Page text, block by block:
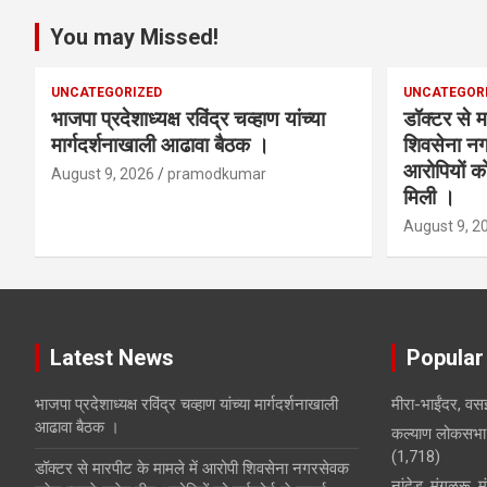
You may Missed!
UNCATEGORIZED
भाजपा प्रदेशाध्यक्ष रविंद्र चव्हाण यांच्या
मार्गदर्शनाखाली आढावा बैठक ।
August 9, 2026 pramodkumar
डॉक्टर से
शिवसेना
आरोपियों
मिली ।
August 9,
Latest News
भाजपा प्रदेशाध्यक्ष रविंद्र चव्हाण यांच्या मार्गदर्शनाखाली
आढावा बैठक ।
डॉक्टर से मारपीट के मामले में आरोपी शिवसेना नगरसेवक
मीरा-भाईंदर,
कल्याण लोकसभा
(1,718)